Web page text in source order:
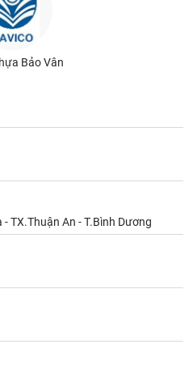
Bảo Vân
TX.Thuận An - T.Bình Dương